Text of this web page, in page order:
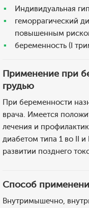
Индивидуальная
геморрагический
повышенным
беременность (I
Применение при
грудью
При беременности
врача. Имеется
лечения и
диабетом типа 1 во II
развитии позднего
Способ
Внутримышечно,